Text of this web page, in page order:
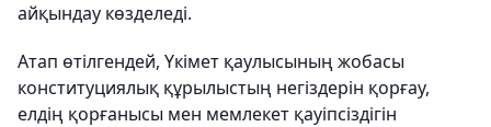
айқындау көзделеді.
Атап өтілгендей, Үкімет қаулысының жобасы
конституциялық құрылыстың негіздерін қорғау,
елдің қорғанысы мен мемлекет қауіпсіздігін